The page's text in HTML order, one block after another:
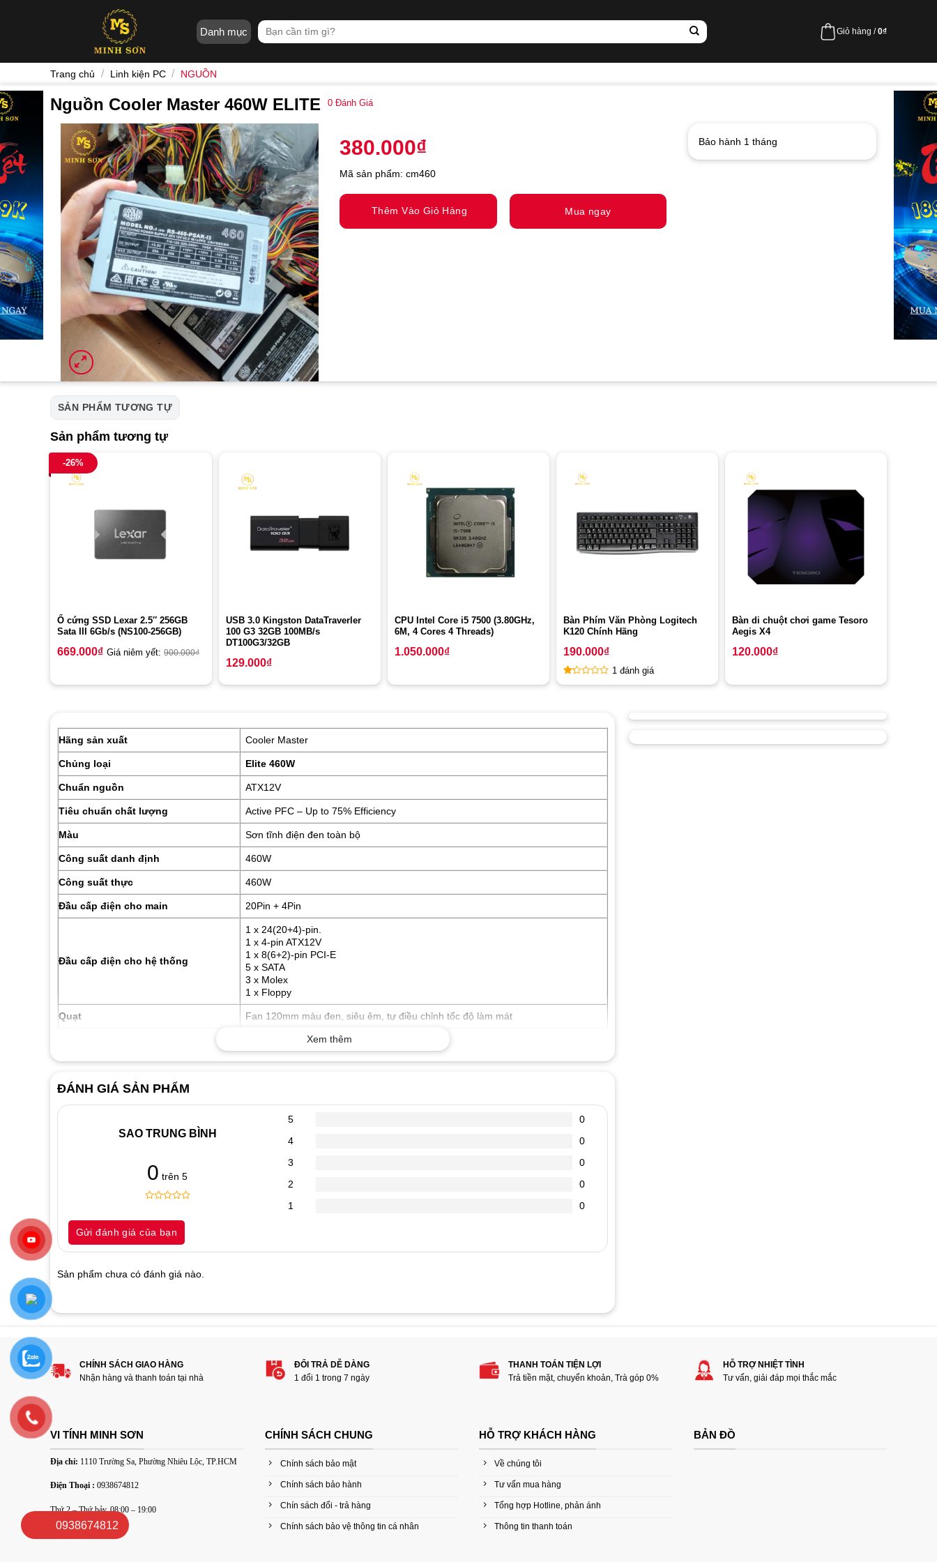
Danh mục
Tìm
kiếm:
Giỏ hàng /0₫
Trang chủ / Linh kiện PC / NGUỒN
Nguồn Cooler Master 460W ELITE 0 Đánh Giá
380.000₫
Mã sản phẩm: cm460
Thêm Vào Giỏ Hàng Mua ngay
Bảo hành 1 tháng
SẢN PHẨM TƯƠNG TỰ
Sản phẩm tương tự
-26%
Ổ cứng SSD Lexar 2.5″ 256GB
Sata III 6Gb/s (NS100-256GB)
669.000₫ Giá niêm yết: 900.000₫
USB 3.0 Kingston DataTraverler
100 G3 32GB 100MB/s
DT100G3/32GB
129.000₫
CPU Intel Core i5 7500 (3.80GHz,
6M, 4 Cores 4 Threads)
1.050.000₫
Bàn Phím Văn Phòng Logitech
K120 Chính Hãng
1
190.000₫
1 đánh giá
Bàn di chuột chơi game Tesoro
Aegis X4
120.000₫
Hãng sản xuất Cooler Master
Chủng loại Elite 460W
Chuẩn nguồn ATX12V
Tiêu chuẩn chất lượng Active PFC – Up to 75% Efficiency
Màu Sơn tĩnh điện đen toàn bộ
Công suất danh định 460W
Công suất thực 460W
Đầu cấp điện cho main 20Pin + 4Pin
Đầu cấp điện cho hệ thống
1 x 24(20+4)-pin.
1 x 4-pin ATX12V
1 x 8(6+2)-pin PCI-E
5 x SATA
3 x Molex
1 x Floppy
Quạt Fan 120mm màu đen, siêu êm, tự điều chỉnh tốc độ làm mát
Xem thêm
ĐÁNH GIÁ SẢN PHẨM
SAO TRUNG BÌNH
0 trên 5
out
of
based
customer
ratings
5
0
4
0
3
0
2
0
1
0
Gửi đánh giá của bạn
Sản phẩm chưa có đánh giá nào.
Hãy là người đánh giá đầu tiên cho sản phẩm “Nguồn Cooler Master 460W ELITE”
Đánh giá của bạn
CHÍNH SÁCH GIAO HÀNG
Nhận hàng và thanh toán tại nhà
ĐỔI TRẢ DỄ DÀNG
1 đổi 1 trong 7 ngày
THANH TOÁN TIỆN LỢI
Trả tiền mặt, chuyển khoản, Trà góp 0%
HỖ TRỢ NHIỆT TÌNH
Tư vấn, giải đáp mọi thắc mắc
VI TÍNH MINH SƠN
Địa chỉ: 1110 Trường Sa, Phường Nhiêu Lộc, TP.HCM
Điện Thoại : 0938674812
Thứ 2 – Thứ bảy, 08:00 – 19:00
CHÍNH SÁCH CHUNG
Chính sách bảo mật
Chính sách bảo hành
Chín sách đổi - trả hàng
Chính sách bảo vệ thông tin cá nhân
HỖ TRỢ KHÁCH HÀNG
Về chúng tôi
Tư vấn mua hàng
Tổng hợp Hotline, phản ánh
Thông tin thanh toán
BẢN ĐỒ
0938674812